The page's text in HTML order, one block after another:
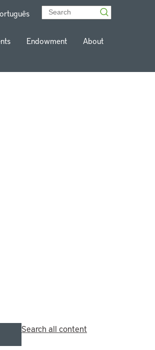
Endowment About
Search all content